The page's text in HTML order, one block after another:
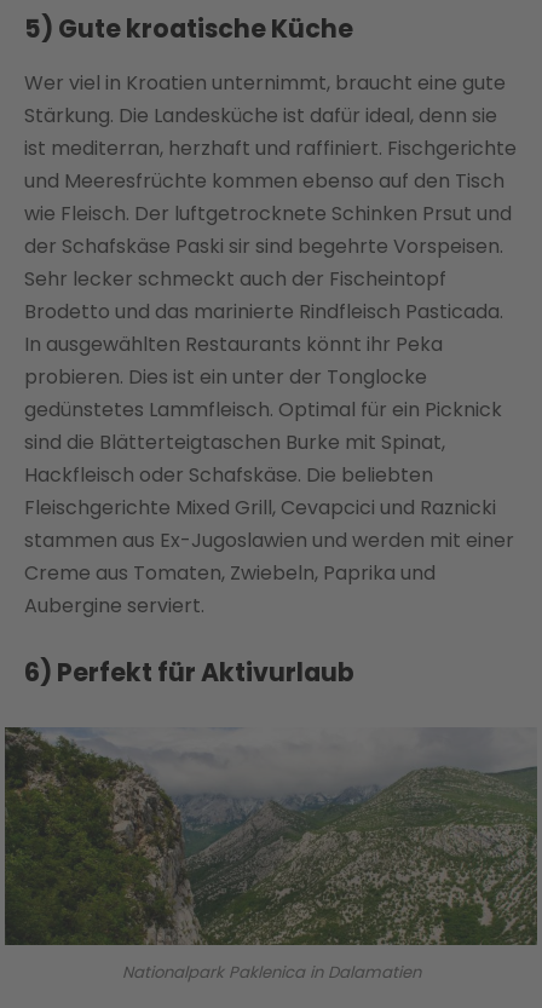
5) Gute kroatische Küche
Wer viel in Kroatien unternimmt, braucht eine gute
Stärkung. Die Landesküche ist dafür ideal, denn sie
ist mediterran, herzhaft und raffiniert. Fischgerichte
und Meeresfrüchte kommen ebenso auf den Tisch
wie Fleisch. Der luftgetrocknete Schinken Prsut und
der Schafskäse Paski sir sind begehrte Vorspeisen.
Sehr lecker schmeckt auch der Fischeintopf
Brodetto und das marinierte Rindfleisch Pasticada.
In ausgewählten Restaurants könnt ihr Peka
probieren. Dies ist ein unter der Tonglocke
gedünstetes Lammfleisch. Optimal für ein Picknick
sind die Blätterteigtaschen Burke mit Spinat,
Hackfleisch oder Schafskäse. Die beliebten
Fleischgerichte Mixed Grill, Cevapcici und Raznicki
stammen aus Ex-Jugoslawien und werden mit einer
Creme aus Tomaten, Zwiebeln, Paprika und
Aubergine serviert.
6) Perfekt für Aktivurlaub
Nationalpark Paklenica in Dalamatien